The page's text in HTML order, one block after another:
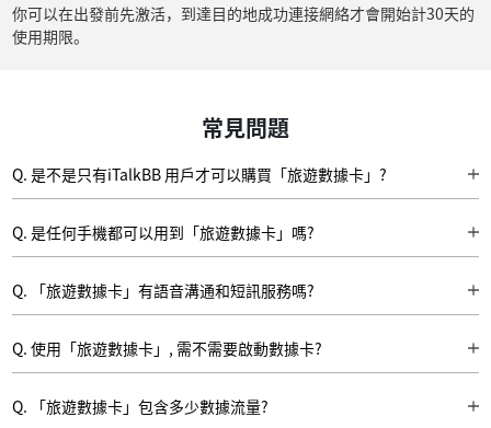
你可以在出發前先激活，到達目的地成功連接網絡才會開始計30天的
使用期限。
常見問題
Q. 是不是只有iTalkBB 用戶才可以購買「旅遊數據卡」?
A: 無論您是否iTalkBB 用戶, 都可以購買旅遊數據卡。但iTalkBB Prime APP﹑
Q. 是任何手機都可以用到「旅遊數據卡」嗎?
A: 任何手機都可以用到「旅遊數據卡」。
Q. 「旅遊數據卡」有語音溝通和短訊服務嗎?
A. 沒有, 「旅遊數據卡」只提供漫遊數據。如需使用語音和短訊服務, 可配合
Q. 使用「旅遊數據卡」, 需不需要啟動數據卡?
A. 只需將卡插入任何手機或流動裝置, 即可連接當地網絡激活。萬一沒法連接
Q. 「旅遊數據卡」包含多少數據流量?